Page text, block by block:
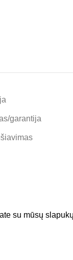
garantija
su mūsų